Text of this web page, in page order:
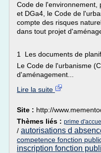
Code de l'environnement,
et DGa4, le Code de
compte des risques
dans tout projet
1 Les documents de
Le Code de l'urbanisme
d'aménagement...
Lire la suite
Site : http://
Thèmes liés : prime
/ autorisations d
competence fonction
inscription fonction